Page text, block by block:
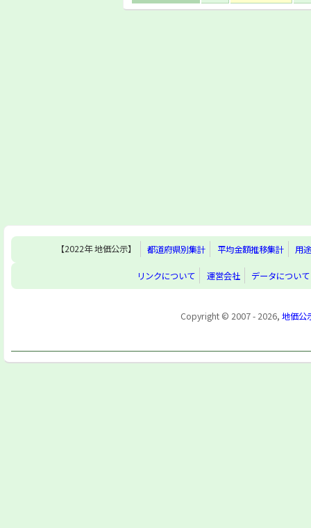
【2022年 地価公示】 都道府県別集計 平均金額推移集計 用
リンクについて 運営会社 データについて
Copyright © 2007 - 2026,地価公